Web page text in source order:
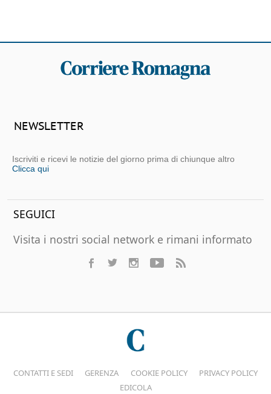
NEWSLETTER
Iscriviti e ricevi le notizie del giorno prima di chiunque altro
Clicca qui
SEGUICI
Visita i nostri social network e rimani informato
CONTATTI E SEDI GERENZA COOKIE POLICY
PRIVACY POLICY
EDICOLA